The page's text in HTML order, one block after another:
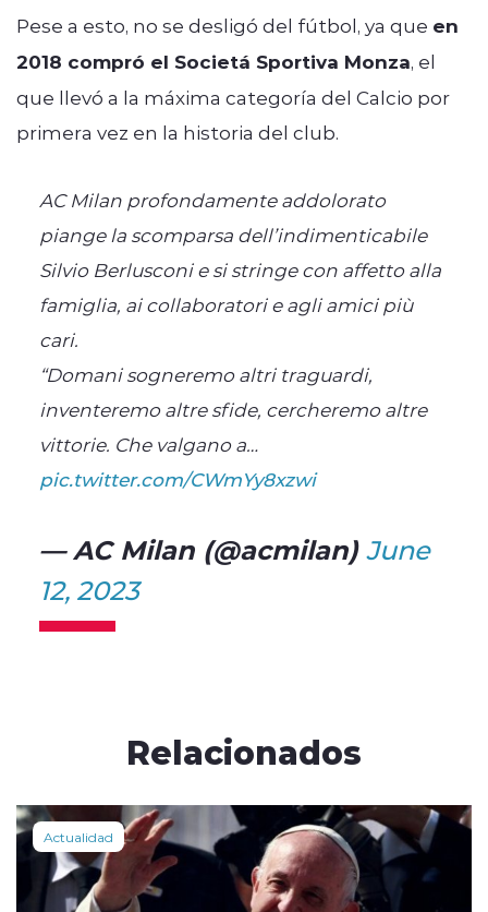
Pese a esto, no se desligó del fútbol, ya que en
2018 compró el Societá Sportiva Monza, el
que llevó a la máxima categoría del Calcio por
primera vez en la historia del club.
AC Milan profondamente addolorato
piange la scomparsa dell’indimenticabile
Silvio Berlusconi e si stringe con affetto alla
famiglia, ai collaboratori e agli amici più
cari.
“Domani sogneremo altri traguardi,
inventeremo altre sfide, cercheremo altre
vittorie. Che valgano a…
pic.twitter.com/CWmYy8xzwi
— AC Milan (@acmilan)June
12, 2023
Relacionados
Actualidad